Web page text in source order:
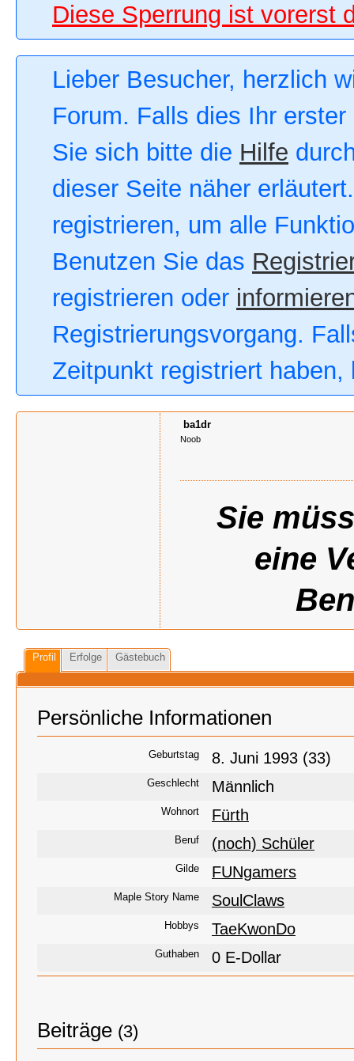
Diese Sperrung ist vorerst
Lieber Besucher, herzlich
Forum. Falls dies Ihr
Sie sich bitte die Hilfe
dieser Seite näher
registrieren, um alle
Benutzen Sie das
registrieren oder
Registrierungsvorgang.
Zeitpunkt registriert
ba1dr
Noob
Sie
eine
Profil Erfolge Gästebuch
Persönliche Informationen
Geburtstag 8. Juni 1993 (33)
Geschlecht Männlich
Wohnort Fürth
Beruf (noch) Schüler
Gilde FUNgamers
Maple Story Name SoulClaws
Hobbys TaeKwonDo
Guthaben 0 E-Dollar
Beiträge (3)